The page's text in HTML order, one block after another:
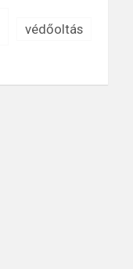
védőoltás